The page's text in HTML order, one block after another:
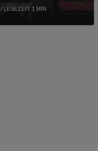
/ LESEZEIT 1 MIN